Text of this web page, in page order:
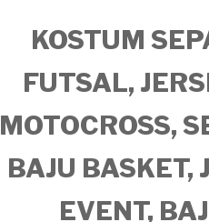
KOSTUM
FUTSAL,
MOTOCROSS,
BAJU BASKET,
EVENT,